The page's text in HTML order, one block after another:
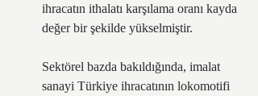
ihracatın ithalatı karşılama oranı kayda
değer bir şekilde yükselmiştir.
Sektörel bazda bakıldığında, imalat
sanayi Türkiye ihracatının lokomotifi